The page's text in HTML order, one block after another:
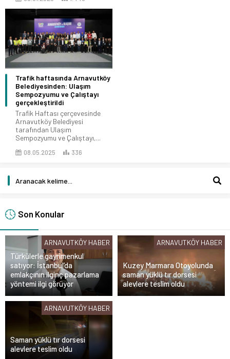
Trafik haftasında Arnavutköy
Belediyesinden: Ulaşım
Sempozyumu ve Çalıştayı
gerçekleştirildi
Trafik Haftası çerçevesinde
Arnavutköy Belediyesi
tarafından Ulaşım
Sempozyumu ve Çalıştayı,...
08.05.2025 336
Son Konular
ARNAVUTKÖY HABER
Türkülerle gayrimenkul
satıyor: İstanbul’da
emlakçının ilginç pazarlama
yöntemi ilgi görüyor
ARNAVUTKÖY HABER
Kuzey Marmara Otoyolunda
saman yüklü tır dorsesi
alevlere teslim oldu
ARNAVUTKÖY HABER
Saman yüklü tır dorsesi
alevlere teslim oldu